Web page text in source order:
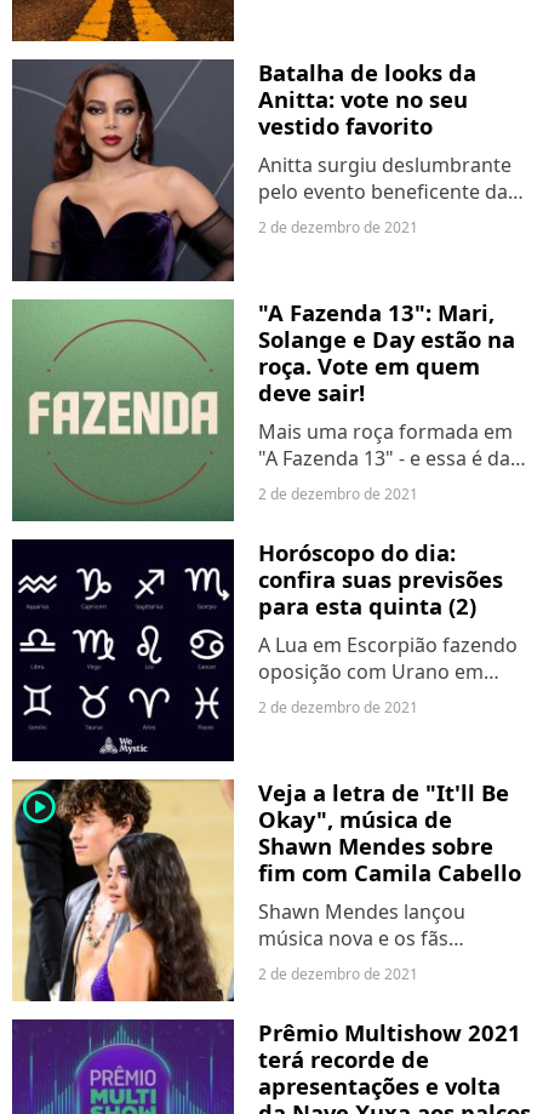
que acabar alguma hora. E é
sempre melhor terminar
antes...
Batalha de looks da
Anitta: vote no seu
vestido favorito
Anitta surgiu deslumbrante
pelo evento beneficente da
ONG CORE nesta última
veludo roxo ao chegar pela
celebração e trocou o
modelito...
2 de dezembro de 2021
"A Fazenda 13": Mari,
Solange e Day estão na
roça. Vote em quem
deve sair!
Mais uma roça formada em
"A Fazenda 13" - e essa é das
boas! Na última quarta-feira
conseguiu se tornar
Fazendeiro, escapando do
voto do público e deixando
Dayane...
2 de dezembro de 2021
Horóscopo do dia:
confira suas previsões
para esta quinta (2)
A Lua em Escorpião fazendo
oposição com Urano em
Touro vai garantir babado e
atrasos, imprevistos e
emoções fortes. Segundo dia
do...
2 de dezembro de 2021
player2
Veja a letra de "It'll Be
Okay", música de
Shawn Mendes sobre
fim com Camila Cabello
Shawn Mendes lançou
música nova e os fãs
rapidamente ligaram os
namoro com Camila Cabello.
Após dois anos de
relacionamento, os cantores
decidiram romper e...
2 de dezembro de 2021
Prêmio Multishow 2021
terá recorde de
apresentações e volta